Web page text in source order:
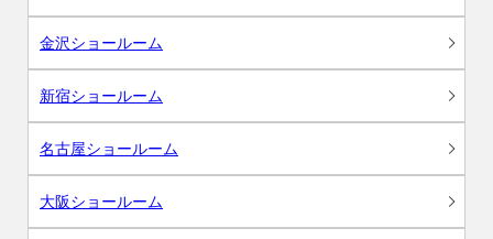
金沢ショールーム
新宿ショールーム
名古屋ショールーム
大阪ショールーム